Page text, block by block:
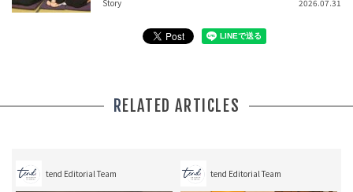
Story 2026.07.31
RELATED ARTICLES
tend Editorial Team tend Editorial Team